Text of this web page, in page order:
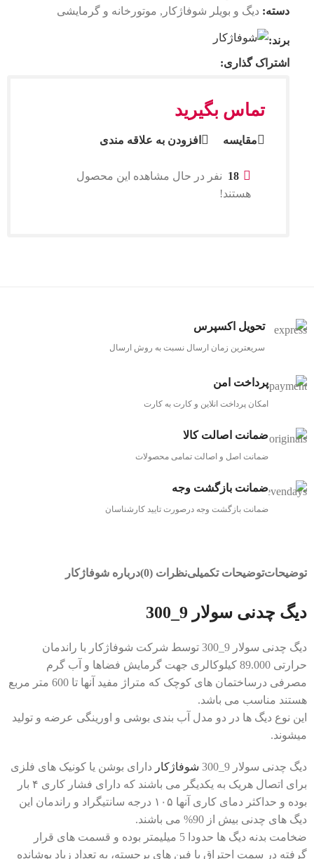
دسته: دیگ و بویلر شوفاژکار , موتورخانه و گرمایشی
برند:
اشتراک گذاری:
تماس بگیرید
مقایسه افزودن به علاقه مندی
18 نفر در حال مشاهده این محصول
هستند!
تحویل اکسپرس
سریعترین زمان ارسال نسبت به روش ارسال
پرداخت امن
امکان پرداخت انلاین و کارت به کارت
ضمانت اصالت کالا
ضمانت اصل و اصالت تمامی محصولات
ضمانت بازگشت وجه
ضمانت بازگشت وجه درصورت تایید کارشناسان
توضیحاتتوضیحات تکمیلینظرات (0) درباره شوفاژکار
دیگ چدنی سولار 9_300
دیگ چدنی سولار 9_300 توسط شرکت شوفاژکار با راندمان
حرارتی 89.000 کیلوکالری جهت گرمایش فضاها و آب گرم
مصرفی درساختمان های کوچک که متراژ مفید آنها تا 600 متر مربع
هستند مناسب می باشد.
این نوع دیگ ها در دو مدل آب بندی بوشی و اورینگی عرضه و تولید
میشوند.
دیگ چدنی سولار 9_300 شوفاژکار دارای بوشن یا کونیک های فلزی
برای اتصال هریک به یکدیگر می باشند که دارای فشار کاری ۴ بار
بوده و حداکثر دمای کاری آنها ۱۰۵ درجه سانتیگراد و راندمان این
دیگ های چدنی بیش از 90% می باشند.
ضخامت بدنه دیگ ها حدودا 5 میلیمتر بوده و قسمت های قرار
گرفته در سمت احتراق با فین های برجسته، به تعداد زیاد پوشانده